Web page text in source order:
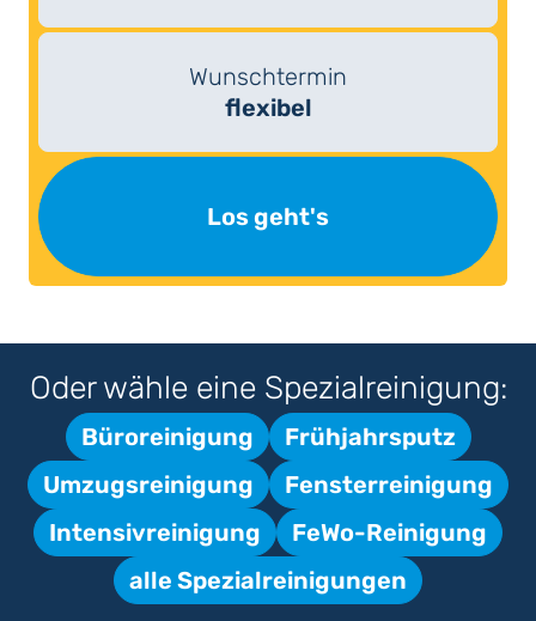
Wunschtermin
flexibel
Los geht's
Oder wähle eine Spezialreinigung:
Büroreinigung
Frühjahrsputz
Umzugsreinigung
Fensterreinigung
Intensivreinigung
FeWo-Reinigung
alle Spezialreinigungen